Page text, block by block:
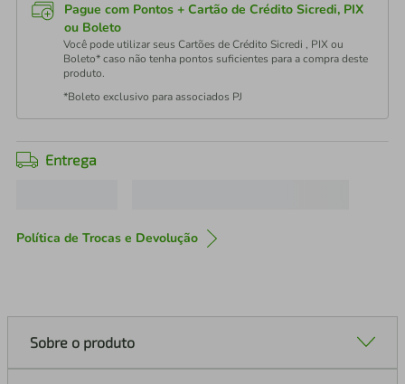
Pague com Pontos + Cartão de Crédito Sicredi, PIX
ou Boleto
Você pode utilizar seus Cartões de Crédito Sicredi , PIX ou
Boleto* caso não tenha pontos suficientes para a compra deste
produto.
*Boleto exclusivo para associados PJ
Entrega
Política de Trocas e Devolução
Sobre o produto